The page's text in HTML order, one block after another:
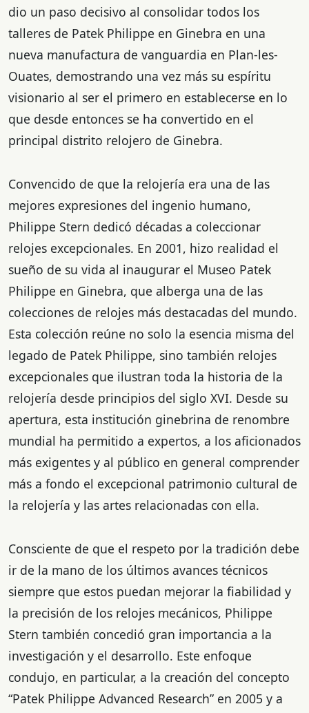
dio un paso decisivo al consolidar todos los
talleres de Patek Philippe en Ginebra en una
nueva manufactura de vanguardia en Plan-les-
Ouates, demostrando una vez más su espíritu
visionario al ser el primero en establecerse en lo
que desde entonces se ha convertido en el
principal distrito relojero de Ginebra.
Convencido de que la relojería era una de las
mejores expresiones del ingenio humano,
Philippe Stern dedicó décadas a coleccionar
relojes excepcionales. En 2001, hizo realidad el
sueño de su vida al inaugurar el Museo Patek
Philippe en Ginebra, que alberga una de las
colecciones de relojes más destacadas del mundo.
Esta colección reúne no solo la esencia misma del
legado de Patek Philippe, sino también relojes
excepcionales que ilustran toda la historia de la
relojería desde principios del siglo XVI. Desde su
apertura, esta institución ginebrina de renombre
mundial ha permitido a expertos, a los aficionados
más exigentes y al público en general comprender
más a fondo el excepcional patrimonio cultural de
la relojería y las artes relacionadas con ella.
Consciente de que el respeto por la tradición debe
ir de la mano de los últimos avances técnicos
siempre que estos puedan mejorar la fiabilidad y
la precisión de los relojes mecánicos, Philippe
Stern también concedió gran importancia a la
investigación y el desarrollo. Este enfoque
condujo, en particular, a la creación del concepto
“Patek Philippe Advanced Research” en 2005 y a